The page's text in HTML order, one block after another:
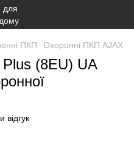
ПКП Охоронні ПКП AJAX
(8EU) UA
відгук